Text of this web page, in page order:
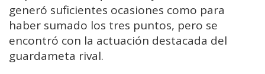
generó suficientes ocasiones como para
haber sumado los tres puntos, pero se
encontró con la actuación destacada del
guardameta rival.